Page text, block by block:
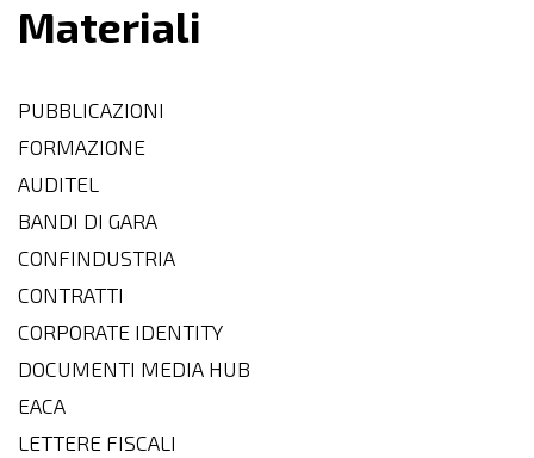
Materiali
PUBBLICAZIONI
FORMAZIONE
AUDITEL
BANDI DI GARA
CONFINDUSTRIA
CONTRATTI
CORPORATE IDENTITY
DOCUMENTI MEDIA HUB
EACA
LETTERE FISCALI